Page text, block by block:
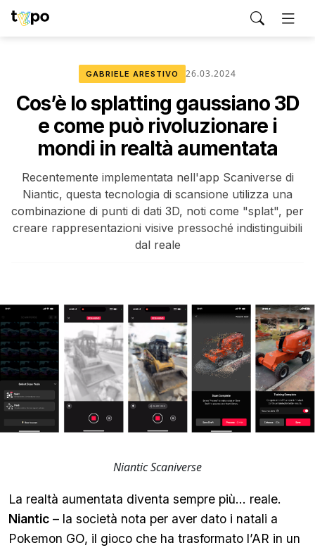
GABRIELE ARESTIVO 26.03.2024
Cos’è lo splatting gaussiano 3D
e come può rivoluzionare i
mondi in realtà aumentata
Recentemente implementata nell'app Scaniverse di
Niantic, questa tecnologia di scansione utilizza una
combinazione di punti di dati 3D, noti come "splat", per
creare rappresentazioni visive pressoché indistinguibili
dal reale
Niantic Scaniverse
La realtà aumentata diventa sempre più… reale.
Niantic – la società nota per aver dato i natali a
Pokemon GO, il gioco che ha trasformato l’AR in un